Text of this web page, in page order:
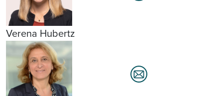
Verena Hubertz